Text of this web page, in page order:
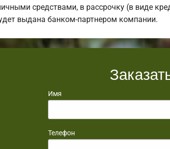
средствами, в рассрочку (в виде
выдана банком-партнером компании.
Имя
Телефон